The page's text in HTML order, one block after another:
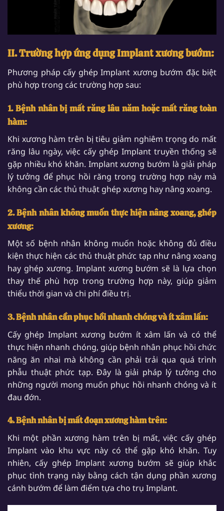
II. Trường hợp ứng dụng Implant xương bướm:
Phương pháp cấy ghép Implant xương bướm đặc biệt
phù hợp trong các trường hợp sau:
1. Bệnh nhân bị mất răng lâu năm hoặc mất răng toàn
hàm:
Khi xương hàm trên bị tiêu giảm nghiêm trọng do mất
răng lâu ngày, việc cấy ghép Implant truyền thống sẽ
gặp nhiều khó khăn. Implant xương bướm là giải pháp
lý tưởng để phục hồi răng trong trường hợp này mà
không cần các thủ thuật ghép xương hay nâng xoang.
2. Bệnh nhân không muốn thực hiện nâng xoang, ghép
xương:
Một số bệnh nhân không muốn hoặc không đủ điều
kiện thực hiện các thủ thuật phức tạp như nâng xoang
hay ghép xương. Implant xương bướm sẽ là lựa chọn
thay thế phù hợp trong trường hợp này, giúp giảm
thiểu thời gian và chi phí điều trị.
3. Bệnh nhân cần phục hồi nhanh chóng và ít xâm lấn:
Cấy ghép Implant xương bướm ít xâm lấn và có thể
thực hiện nhanh chóng, giúp bệnh nhân phục hồi chức
năng ăn nhai mà không cần phải trải qua quá trình
phẫu thuật phức tạp. Đây là giải pháp lý tưởng cho
những người mong muốn phục hồi nhanh chóng và ít
đau đớn.
4. Bệnh nhân bị mất đoạn xương hàm trên:
Khi một phần xương hàm trên bị mất, việc cấy ghép
Implant vào khu vực này có thể gặp khó khăn. Tuy
nhiên, cấy ghép Implant xương bướm sẽ giúp khắc
phục tình trạng này bằng cách tận dụng phần xương
cánh bướm để làm điểm tựa cho trụ Implant.